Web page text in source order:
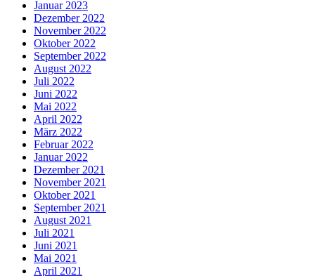
Januar 2023
Dezember 2022
November 2022
Oktober 2022
September 2022
August 2022
Juli 2022
Juni 2022
Mai 2022
April 2022
März 2022
Februar 2022
Januar 2022
Dezember 2021
November 2021
Oktober 2021
September 2021
August 2021
Juli 2021
Juni 2021
Mai 2021
April 2021